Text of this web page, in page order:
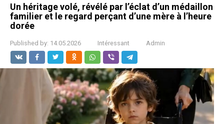
Un héritage volé, révélé par l’éclat d’un médaillon
familier et le regard perçant d’une mère à l’heure
dorée
Published by: 14.05.2026 Intéressant Admin